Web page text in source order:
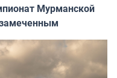
Мурманской